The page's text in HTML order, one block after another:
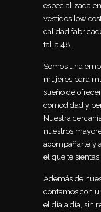
especializada
vestidos low
calidad
talla 48.
Somos una
mujeres para
sueño de
comodidad y
Nuestra
nuestros
acompañarte y
el que te sientas
Además de
contamos con
el día a día, sin